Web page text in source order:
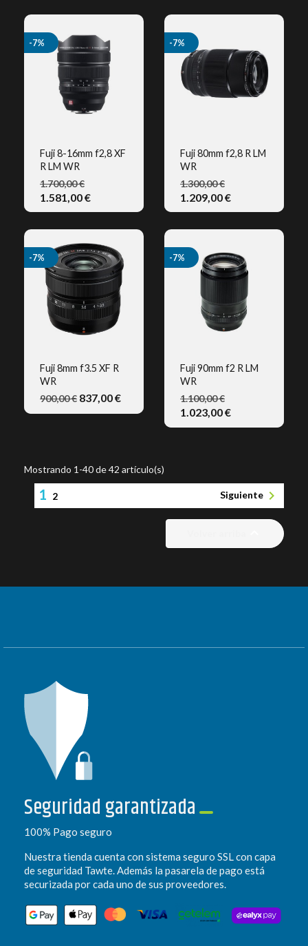
Fuji 8-16mm f2,8 XF
R LM WR
1.700,00 €
1.581,00 €
-7%
Fuji 80mm f2,8 R LM
WR
1.300,00 €
1.209,00 €
-7%
Fuji 8mm f3.5 XF R
WR
900,00 € 837,00 €
-7%
Fuji 90mm f2 R LM
WR
1.100,00 €
1.023,00 €
-7%
Mostrando 1-40 de 42 artículo(s)
1 2 Siguiente 
Seguridad garantizada
100% Pago seguro
Nuestra tienda cuenta con sistema seguro SSL con capa
de seguridad Tawte. Además la pasarela de pago está
securizada por cada uno de sus proveedores.